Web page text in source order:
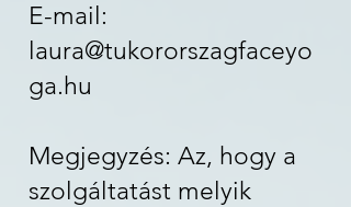
E-mail:
laura@tukororszagfaceyo
ga.hu
Megjegyzés: Az, hogy a
szolgáltatást melyik